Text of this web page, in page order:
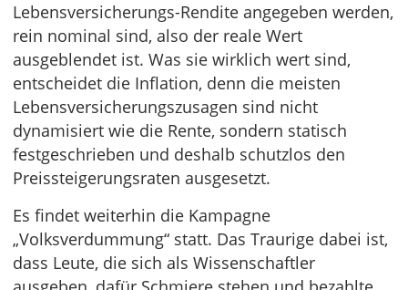
Lebensversicherungs-Rendite angegeben werden,
rein nominal sind, also der reale Wert
ausgeblendet ist. Was sie wirklich wert sind,
entscheidet die Inflation, denn die meisten
Lebensversicherungszusagen sind nicht
dynamisiert wie die Rente, sondern statisch
festgeschrieben und deshalb schutzlos den
Preissteigerungsraten ausgesetzt.
Es findet weiterhin die Kampagne
„Volksverdummung“ statt. Das Traurige dabei ist,
dass Leute, die sich als Wissenschaftler